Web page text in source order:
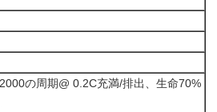
の周期@ 0.2C充満/排出、生命70%